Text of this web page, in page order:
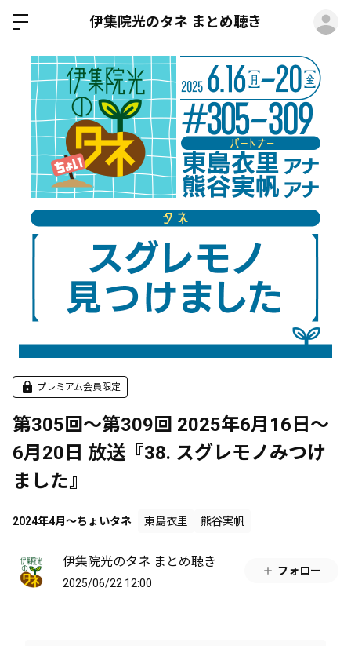
伊集院光のタネ まとめ聴き
プレミアム会員限定
第305回～第309回 2025年6月16日～
6月20日 放送『38. スグレモノみつけ
ました』
2024年4月～ちょいタネ 東島衣里 熊谷実帆
伊集院光のタネ まとめ聴き
2025/06/22 12:00
フォロー